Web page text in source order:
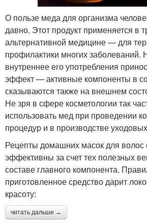
О пользе меда для организма
давно. Этот продукт применяется в
альтернативной медицине — для
профилактики многих заболеваний.
внутреннее его употребления
эффект — активные компоненты в
сказываются также на внешнем
Не зря в сфере косметологии так
использовать мед при проведении
процедур и в производстве
Рецепты домашних масок для волос
эффективны за счет тех полезных
составе главного компонента.
приготовленное средство дарит
красоту:
читать дальше →